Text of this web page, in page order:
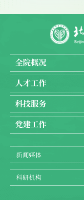
全院概况
人才工作
科技服务
党建工作
新闻媒体
科研机构